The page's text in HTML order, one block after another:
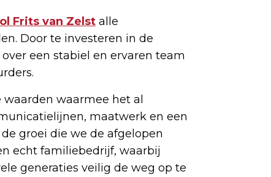
Frits van Zelst alle
Door te investeren in de
een stabiel en ervaren team
waarmee het al
maatwerk en een
groei die we de afgelopen
echt familiebedrijf, waarbij
generaties veilig de weg op te